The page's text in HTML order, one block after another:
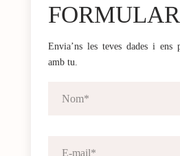
Envia’ns les teves dades i ens
amb tu.